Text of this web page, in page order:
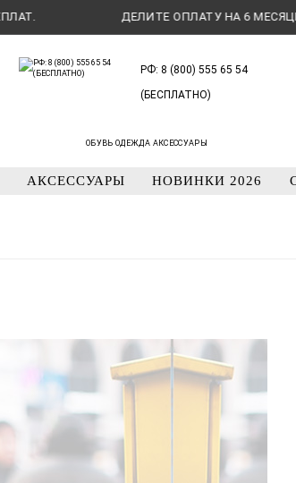
ДЕЛИТЕ ОПЛАТУ НА 6 МЕСЯЦЕВ БЕЗ
РФ: 8 (800) 555 65 54
(БЕСПЛАТНО)
ОБУВЬ ОДЕЖДА АКСЕССУАРЫ
АКСЕССУАРЫ НОВИНКИ 2026